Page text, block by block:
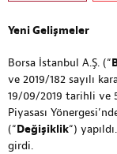
Yeni Gelişmeler
Borsa İstanbul A.Ş. (“
ve 2019/182 sayılı
19/09/2019 tarihli ve
Piyasası
(“Değişiklik“)
girdi.